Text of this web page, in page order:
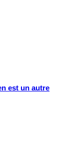
est un autre